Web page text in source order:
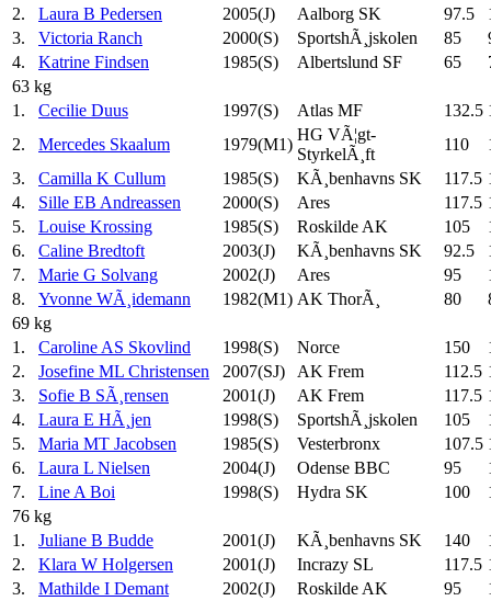
2.
Laura B Pedersen 2005(J) Aalborg SK 97.5
3.
Victoria Ranch 2000(S) SportshÃ¸jskolen 85
4.
Katrine Findsen 1985(S) Albertslund SF 65
63 kg
1.
Cecilie Duus 1997(S) Atlas MF 132.5
2.
Mercedes Skaalum 1979(M1)
HG VÃ¦gt-
StyrkelÃ¸ft
110
3.
Camilla K Cullum 1985(S) KÃ¸benhavns SK 117.5
4.
Sille EB Andreassen 2000(S) Ares 117.5
5.
Louise Krossing 1985(S) Roskilde AK 105
6.
Caline Bredtoft 2003(J) KÃ¸benhavns SK 92.5
7.
Marie G Solvang 2002(J) Ares 95
8.
Yvonne WÃ¸idemann 1982(M1) AK ThorÃ¸ 80
69 kg
1.
Caroline AS Skovlind 1998(S) Norce 150
2.
Josefine ML Christensen 2007(SJ) AK Frem 112.5
3.
Sofie B SÃ¸rensen 2001(J) AK Frem 117.5
4.
Laura E HÃ¸jen 1998(S) SportshÃ¸jskolen 105
5.
Maria MT Jacobsen 1985(S) Vesterbronx 107.5
6.
Laura L Nielsen 2004(J) Odense BBC 95
7.
Line A Boi 1998(S) Hydra SK 100
76 kg
1.
Juliane B Budde 2001(J) KÃ¸benhavns SK 140
2.
Klara W Holgersen 2001(J) Incrazy SL 117.5
3.
Mathilde I Demant 2002(J) Roskilde AK 95